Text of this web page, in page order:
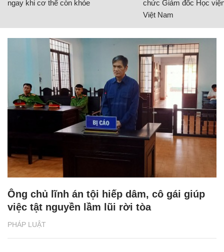
ngay khi cơ thể còn khỏe
chức Giám đốc Học
Việt Nam
PHÁP LUẬT
Ông chủ lĩnh án tội hiếp dâm, cô gái giúp
việc tật nguyền lầm lũi rời tòa